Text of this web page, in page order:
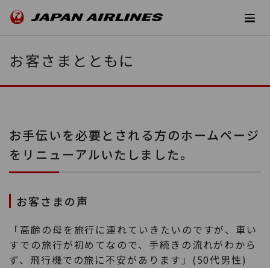
お客さまとともに
お手伝いを必要とされる方のホームページ
をリニューアルいたしました。
お客さまの声
「高齢の母を旅行に連れていきたいのですが、車い
すでの旅行が初めてなので、手続きの流れがわから
ず、飛行機での旅に不安があります」(50代男性)